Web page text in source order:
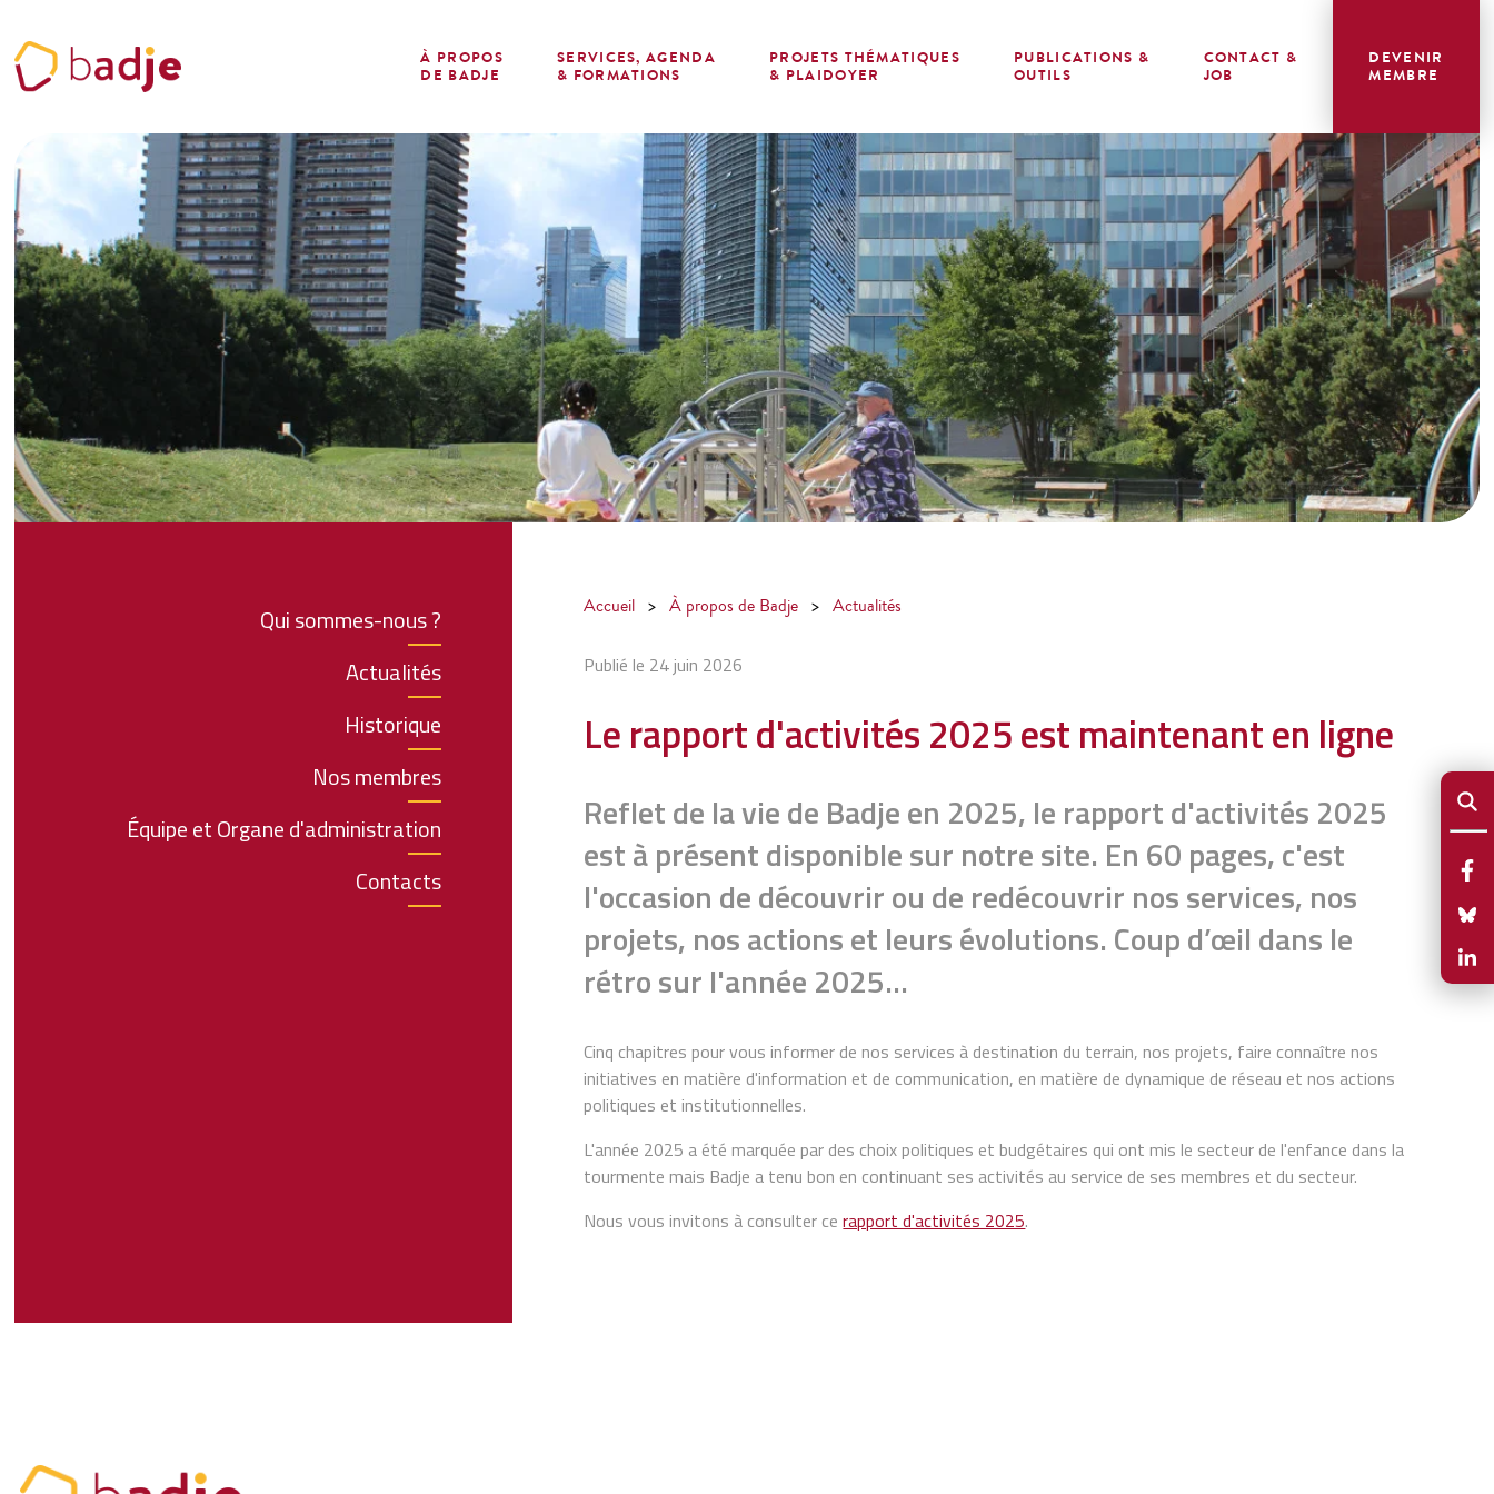
À PROPOS
DE BADJE
SERVICES, AGENDA
& FORMATIONS
PROJETS THÉMATIQUES
& PLAIDOYER
PUBLICATIONS &
OUTILS
CONTACT &
JOB
DEVENIR
MEMBRE
Qui sommes-nous ?
Actualités
Historique
Nos membres
Équipe et Organe d'administration
Contacts
Accueil > À propos de Badje > Actualités
Publié le 24 juin 2026
Le rapport d'activités 2025 est maintenant en ligne
Reflet de la vie de Badje en 2025, le rapport d'activités 2025
est à présent disponible sur notre site. En 60 pages, c'est
l'occasion de découvrir ou de redécouvrir nos services, nos
projets, nos actions et leurs évolutions. Coup d’œil dans le
rétro sur l'année 2025...
Cinq chapitres pour vous informer de nos services à destination du terrain, nos projets, faire connaître nos
initiatives en matière d'information et de communication, en matière de dynamique de réseau et nos actions
politiques et institutionnelles.
L'année 2025 a été marquée par des choix politiques et budgétaires qui ont mis le secteur de l'enfance dans la
tourmente mais Badje a tenu bon en continuant ses activités au service de ses membres et du secteur.
Nous vous invitons à consulter cerapport d'activités 2025.